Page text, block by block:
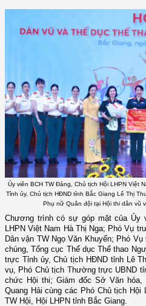
Ủy viên BCH TW Đảng, Chủ tịch Hội LHPN Việt
Tỉnh ủy, Chủ tịch HĐND tỉnh Bắc Giang Lê Thị
Phụ nữ Quân đội tại Hội thi dân vũ
Chương trình có sự góp mặt của Ủy
LHPN Việt Nam Hà Thị Nga; Phó Vụ
Dân vận TW Ngọ Văn Khuyến; Phó
chúng, Tổng cục Thể dục Thể thao
trực Tỉnh ủy, Chủ tịch HĐND tỉnh Lê
vụ, Phó Chủ tịch Thường trực UBND
chức Hội thi; Giám đốc Sở Văn
Quang Hải cùng các Phó Chủ tịch Hội
TW Hội, Hội LHPN tỉnh Bắc Giang.